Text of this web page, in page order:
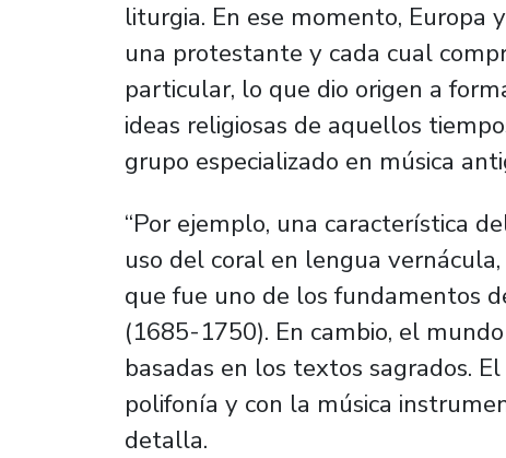
liturgia. En ese momento, Europa
una protestante y cada cual
particular, lo que dio origen a
ideas religiosas de aquellos
grupo especializado en música
“Por ejemplo, una característica
uso del coral en lengua
que fue uno de los fundamentos
(1685-1750). En cambio, el
basadas en los textos sagrados.
polifonía y con la música
detalla.